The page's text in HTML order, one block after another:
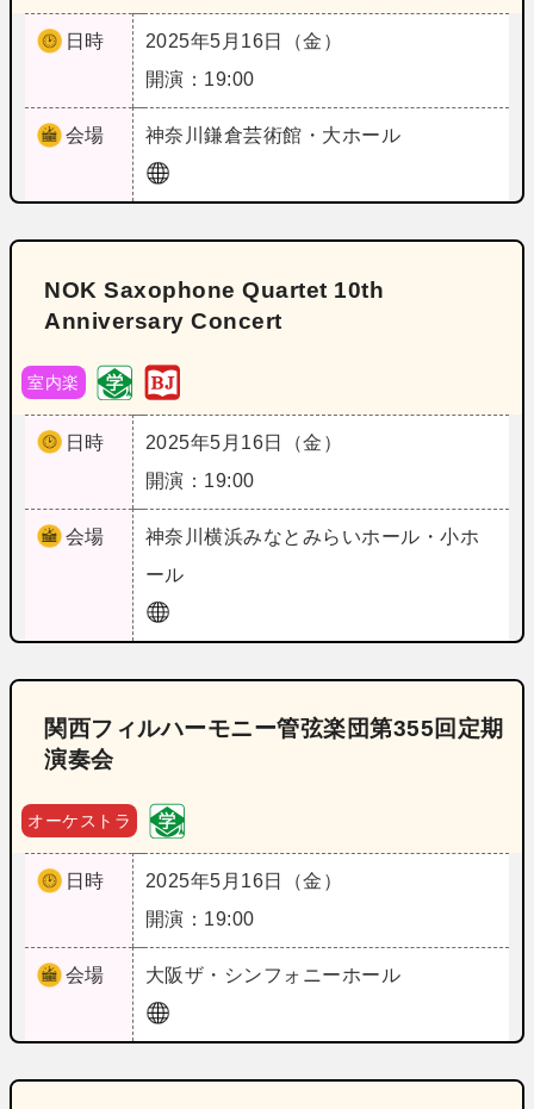
日時
2025年5月16日（金）
開演：19:00
会場 神奈川鎌倉芸術館・大ホール
NOK Saxophone Quartet 10th
Anniversary Concert
室内楽
日時
2025年5月16日（金）
開演：19:00
会場 神奈川横浜みなとみらいホール・小ホ
ール
関西フィルハーモニー管弦楽団第355回定期
演奏会
オーケストラ
日時
2025年5月16日（金）
開演：19:00
会場 大阪ザ・シンフォニーホール